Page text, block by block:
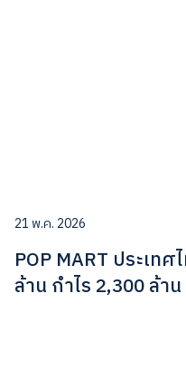
21 พ.ค. 2026
POP MART ประเท
ล้าน กำไร 2,300 ล้าน